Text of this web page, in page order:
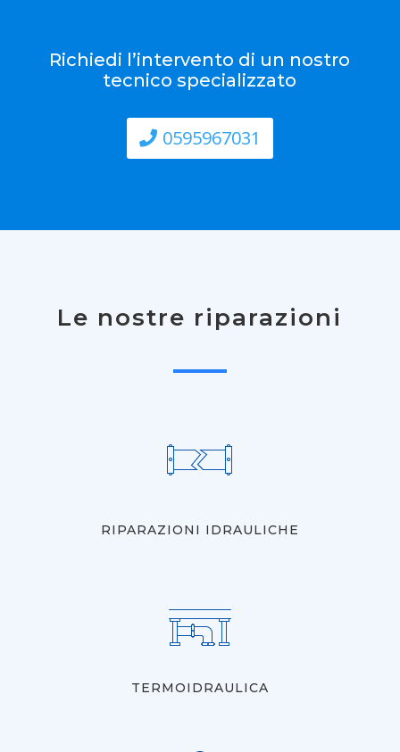
Richiedi l’intervento di un nostro
tecnico specializzato
0595967031
Le nostre riparazioni
RIPARAZIONI IDRAULICHE
TERMOIDRAULICA